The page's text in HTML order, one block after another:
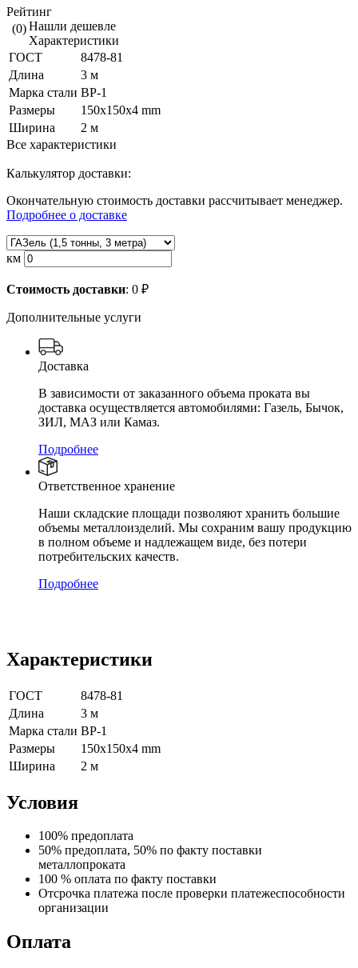
Рейтинг
(0)Нашли дешевле
Характеристики
ГОСТ
8478-81
Длина
3 м
Марка стали ВР-1
Размеры
150x150x4 mm
Ширина
2 м
Все характеристики
Калькулятор доставки:
Окончательную стоимость доставки рассчитывает менеджер.
Подробнее о доставке
км
Стоимость доставки: 0 ₽
Дополнительные услуги
Доставка
В зависимости от заказанного объема проката вы
доставка осуществляется автомобилями: Газель, Бычок,
ЗИЛ, МАЗ или Камаз.
Подробнее
Ответственное хранение
Наши складские площади позволяют хранить большие
объемы металлоизделий. Мы сохраним вашу продукцию
в полном объеме и надлежащем виде, без потери
потребительских качеств.
Подробнее
Характеристики
ГОСТ
8478-81
Длина
3 м
Марка стали ВР-1
Размеры
150x150x4 mm
Ширина
2 м
Условия
100% предоплата
50% предоплата, 50% по факту поставки
металлопроката
100 % оплата по факту поставки
Отсрочка платежа после проверки платежеспособности
организации
Оплата